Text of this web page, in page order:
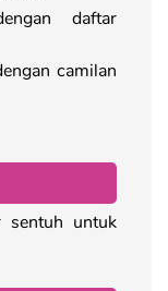
daftar
camilan
sentuh untuk